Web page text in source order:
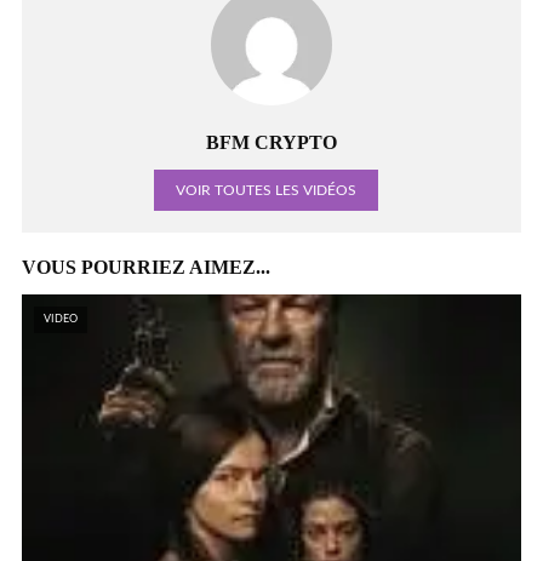
BFM CRYPTO
VOIR TOUTES LES VIDÉOS
VOUS POURRIEZ AIMEZ...
VIDEO